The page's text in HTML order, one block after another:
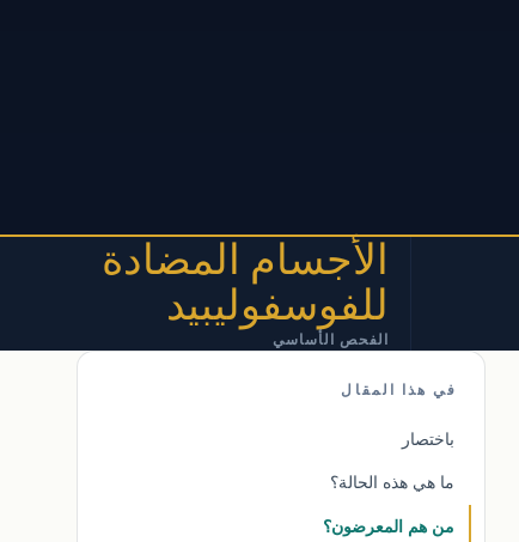
الأجسام المضادة
للفوسفوليبيد
الفحص الأساسي
في هذا المقال
باختصار
ما هي هذه الحالة؟
من هم المعرضون؟